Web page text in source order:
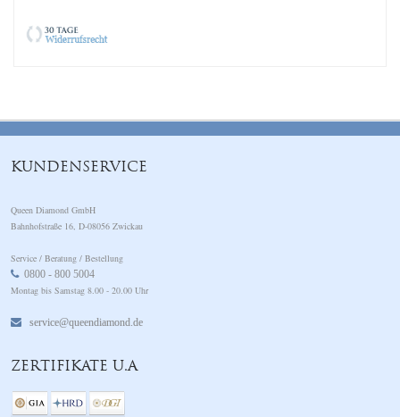
KUNDENSERVICE
Queen Diamond GmbH
Bahnhofstraße 16, D-08056 Zwickau
Service / Beratung / Bestellung
0800 - 800 5004
Montag bis Samstag 8.00 - 20.00 Uhr
service@queendiamond.de
ZERTIFIKATE U.A